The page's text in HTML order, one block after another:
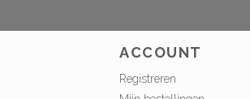
ACCOUNT
Registreren